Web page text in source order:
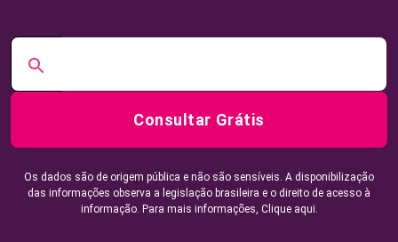
Consultar Grátis
Os dados são de origem pública e não são sensíveis. A disponibilização
das informações observa a legislação brasileira e o direito de acesso à
informação. Para mais informações, Clique aqui.